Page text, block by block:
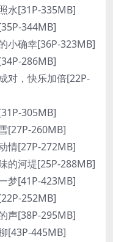
水[31P-335MB]
344MB]
小确幸[36P-323MB]
286MB]
对，快乐加倍[22P-
305MB]
[27P-260MB]
情[27P-272MB]
的河堤[25P-288MB]
梦[41P-423MB]
252MB]
声[38P-295MB]
[43P-445MB]